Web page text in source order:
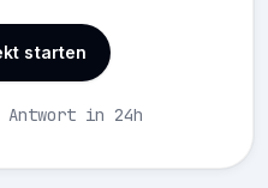
starten
in 24h